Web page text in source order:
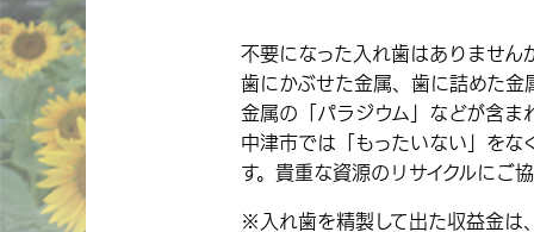
不要になった入れ歯はありません
歯にかぶせた金属、歯に詰めた
金属の「パラジウム」などが含ま
中津市では「もったいない」を
す。貴重な資源のリサイクルにご
※入れ歯を精製して出た収益金は